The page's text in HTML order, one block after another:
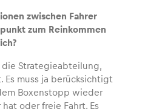
zwischen Fahrer
zum Reinkommen
Strategieabteilung,
muss ja berücksichtigt
Boxenstopp wieder
oder freie Fahrt. Es